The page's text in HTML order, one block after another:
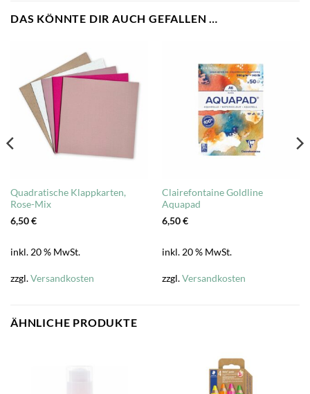
DAS KÖNNTE DIR AUCH GEFALLEN …
Quadratische Klappkarten,
Rose-Mix
6,50€
inkl. 20 % MwSt.
zzgl.Versandkosten
Clairefontaine Goldline
Aquapad
6,50€
inkl. 20 % MwSt.
zzgl.Versandkosten
ÄHNLICHE PRODUKTE